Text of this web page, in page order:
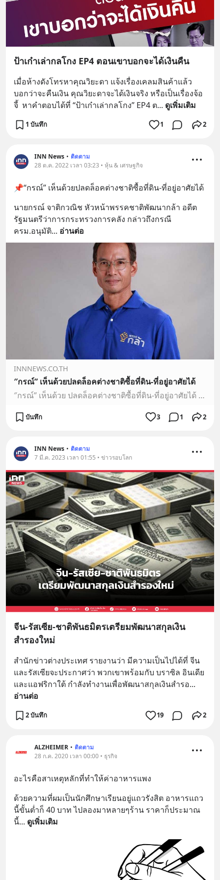
ป้าเก๋าเล่ากลโกง EP4 ตอนเขาบอกจะได้เงินคืน
เมื่อห้างดังโทรหาคุณวิยะดา แจ้งเรื่องเคลมสินค้าแล้ว
บอกว่าจะคืนเงิน คุณวิยะดาจะได้เงินจริง หรือเป็นเรื่องจ้อ
จี้  หาคำตอบได้ที่ “ป้าเก๋าเล่ากลโกง” EP4 ต... ดูเพิ่มเติม
1 บันทึก 1 2
INN News • ติดตาม
28 ต.ค. 2022 เวลา 03:23 • หุ้น & เศรษฐกิจ
📌“กรณ์” เห็นด้วยปลดล็อคต่างชาติซื้อที่ดิน-ที่อยู่อาศัยได้
นายกรณ์ จาติกวณิช หัวหน้าพรรคชาติพัฒนากล้า อดีต
รัฐมนตรีว่าการกระทรวงการคลัง กล่าวถึงกรณี
ครม.อนุมัติ... อ่านต่อ
INNNEWS.CO.TH
″กรณ์” เห็นด้วยปลดล็อคต่างชาติซื้อที่ดิน-ที่อยู่อาศัยได้
″กรณ์” เห็นด้วย ปลดล็อคต่างชาติซื้อที่ดิน-ที่อยู่อาศัยได้ มอง กระตุ้นเศรษฐกิจ ทดลอง 5 ปี ไม่ดีเลิก ชี้แต่ต้องออกมาตรการภาษีอย่างรัดกุม-แจงประชาชนให้คลายความกังวล
บันทึก 3 1 2
INN News • ติดตาม
7 มี.ค. 2023 เวลา 01:55 • ข่าวรอบโลก
จีน-รัสเซีย-ชาติพันธมิตรเตรียมพัฒนาสกุลเงิน
สำรองใหม่
สำนักข่าวต่างประเทศ รายงานว่า มีความเป็นไปได้ที่ จีน
และรัสเซียจะประกาศว่า พวกเขาพร้อมกับ บราซิล อินเดีย
และแอฟริกาใต้ กำลังทำงานเพื่อพัฒนาสกุลเงินสำรอ
อ่านต่อ
2 บันทึก 19 2
ALZHEIMER • ติดตาม
28 ก.ค. 2020 เวลา 00:00 • ธุรกิจ
อะไรคือสาเหตุหลักที่ทำให้ค่าอาหารแพง
ด้วยความที่ผมเป็นนักศึกษาเรียนอยู่แถวรังสิต อาหารแถว
นี้ขั้นต่ำก็ 40 บาท ไปลองมาหลายๆร้าน ราคาก็ประมาณ
นี้... ดูเพิ่มเติม